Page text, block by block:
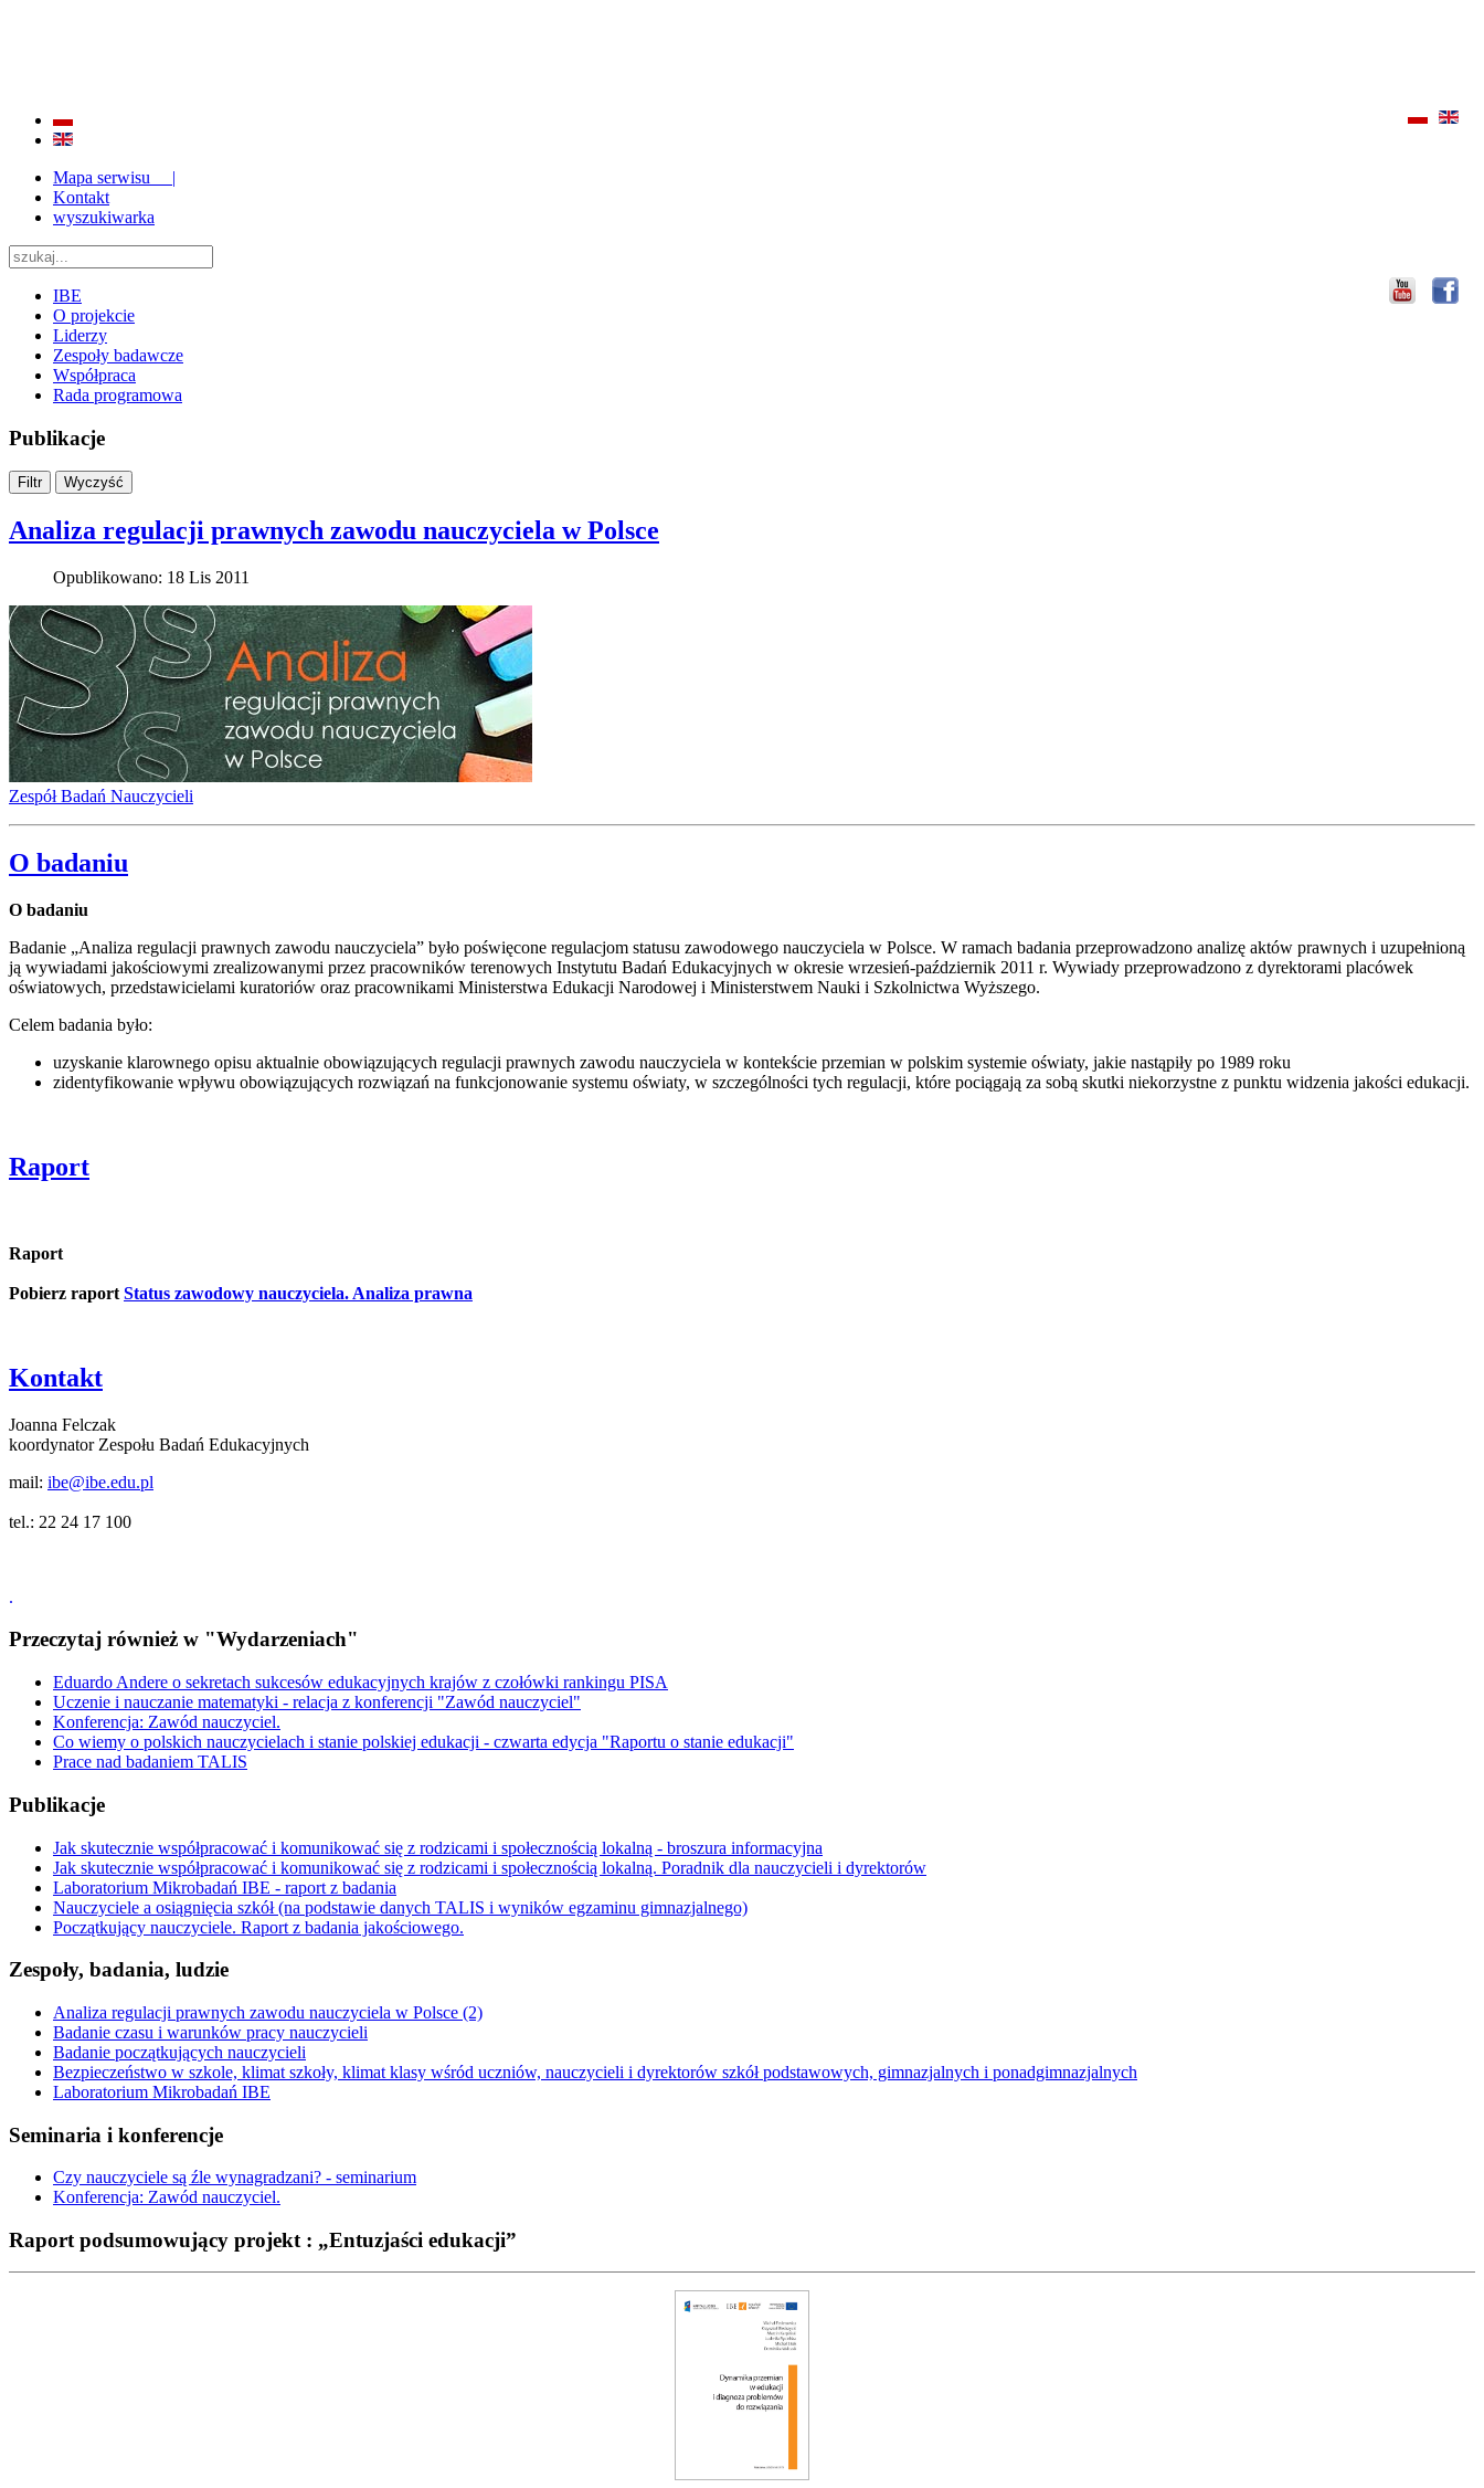
Mapa serwisu |
Kontakt
wyszukiwarka
IBE
O projekcie
Liderzy
Zespoły badawcze
Współpraca
Rada programowa
Publikacje
Analiza regulacji prawnych zawodu nauczyciela w Polsce
Opublikowano: 18 Lis 2011
Zespół Badań Nauczycieli
O badaniu
O badaniu
Badanie „Analiza regulacji prawnych zawodu nauczyciela” było poświęcone regulacjom statusu zawodowego nauczyciela w Polsce. W ramach badania przeprowadzono analizę aktów prawnych i uzupełnioną
ją wywiadami jakościowymi zrealizowanymi przez pracowników terenowych Instytutu Badań Edukacyjnych w okresie wrzesień-październik 2011 r. Wywiady przeprowadzono z dyrektorami placówek
oświatowych, przedstawicielami kuratoriów oraz pracownikami Ministerstwa Edukacji Narodowej i Ministerstwem Nauki i Szkolnictwa Wyższego.
Celem badania było:
uzyskanie klarownego opisu aktualnie obowiązujących regulacji prawnych zawodu nauczyciela w kontekście przemian w polskim systemie oświaty, jakie nastąpiły po 1989 roku
zidentyfikowanie wpływu obowiązujących rozwiązań na funkcjonowanie systemu oświaty, w szczególności tych regulacji, które pociągają za sobą skutki niekorzystne z punktu widzenia jakości edukacji.
Raport
Raport
Pobierz raport Status zawodowy nauczyciela. Analiza prawna
Kontakt
Joanna Felczak
koordynator Zespołu Badań Edukacyjnych
mail: ibe@ibe.edu.pl
tel.: 22 24 17 100
.
Przeczytaj również w "Wydarzeniach"
Eduardo Andere o sekretach sukcesów edukacyjnych krajów z czołówki rankingu PISA
Uczenie i nauczanie matematyki - relacja z konferencji "Zawód nauczyciel"
Konferencja: Zawód nauczyciel.
Co wiemy o polskich nauczycielach i stanie polskiej edukacji - czwarta edycja "Raportu o stanie edukacji"
Prace nad badaniem TALIS
Publikacje
Jak skutecznie współpracować i komunikować się z rodzicami i społecznością lokalną - broszura informacyjna
Jak skutecznie współpracować i komunikować się z rodzicami i społecznością lokalną. Poradnik dla nauczycieli i dyrektorów
Laboratorium Mikrobadań IBE - raport z badania
Nauczyciele a osiągnięcia szkół (na podstawie danych TALIS i wyników egzaminu gimnazjalnego)
Początkujący nauczyciele. Raport z badania jakościowego.
Zespoły, badania, ludzie
Analiza regulacji prawnych zawodu nauczyciela w Polsce (2)
Badanie czasu i warunków pracy nauczycieli
Badanie początkujących nauczycieli
Bezpieczeństwo w szkole, klimat szkoły, klimat klasy wśród uczniów, nauczycieli i dyrektorów szkół podstawowych, gimnazjalnych i ponadgimnazjalnych
Laboratorium Mikrobadań IBE
Seminaria i konferencje
Czy nauczyciele są źle wynagradzani? - seminarium
Konferencja: Zawód nauczyciel.
Raport podsumowujący projekt : „Entuzjaści edukacji”